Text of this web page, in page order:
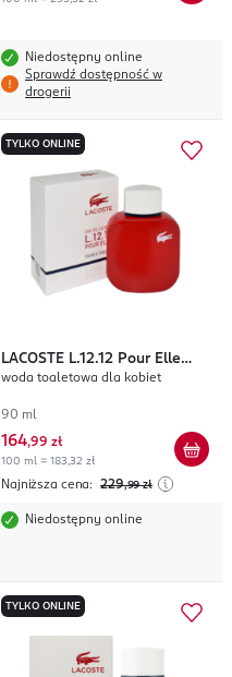
Niedostępny online
Sprawdź dostępność w
drogerii
TYLKO ONLINE
LACOSTE L.12.12 Pour Elle
French Panache
woda toaletowa dla kobiet
90 ml
164,99 zł
100 ml = 183,32 zł
Najniższa cena: 229,99 zł
Niedostępny online
TYLKO ONLINE